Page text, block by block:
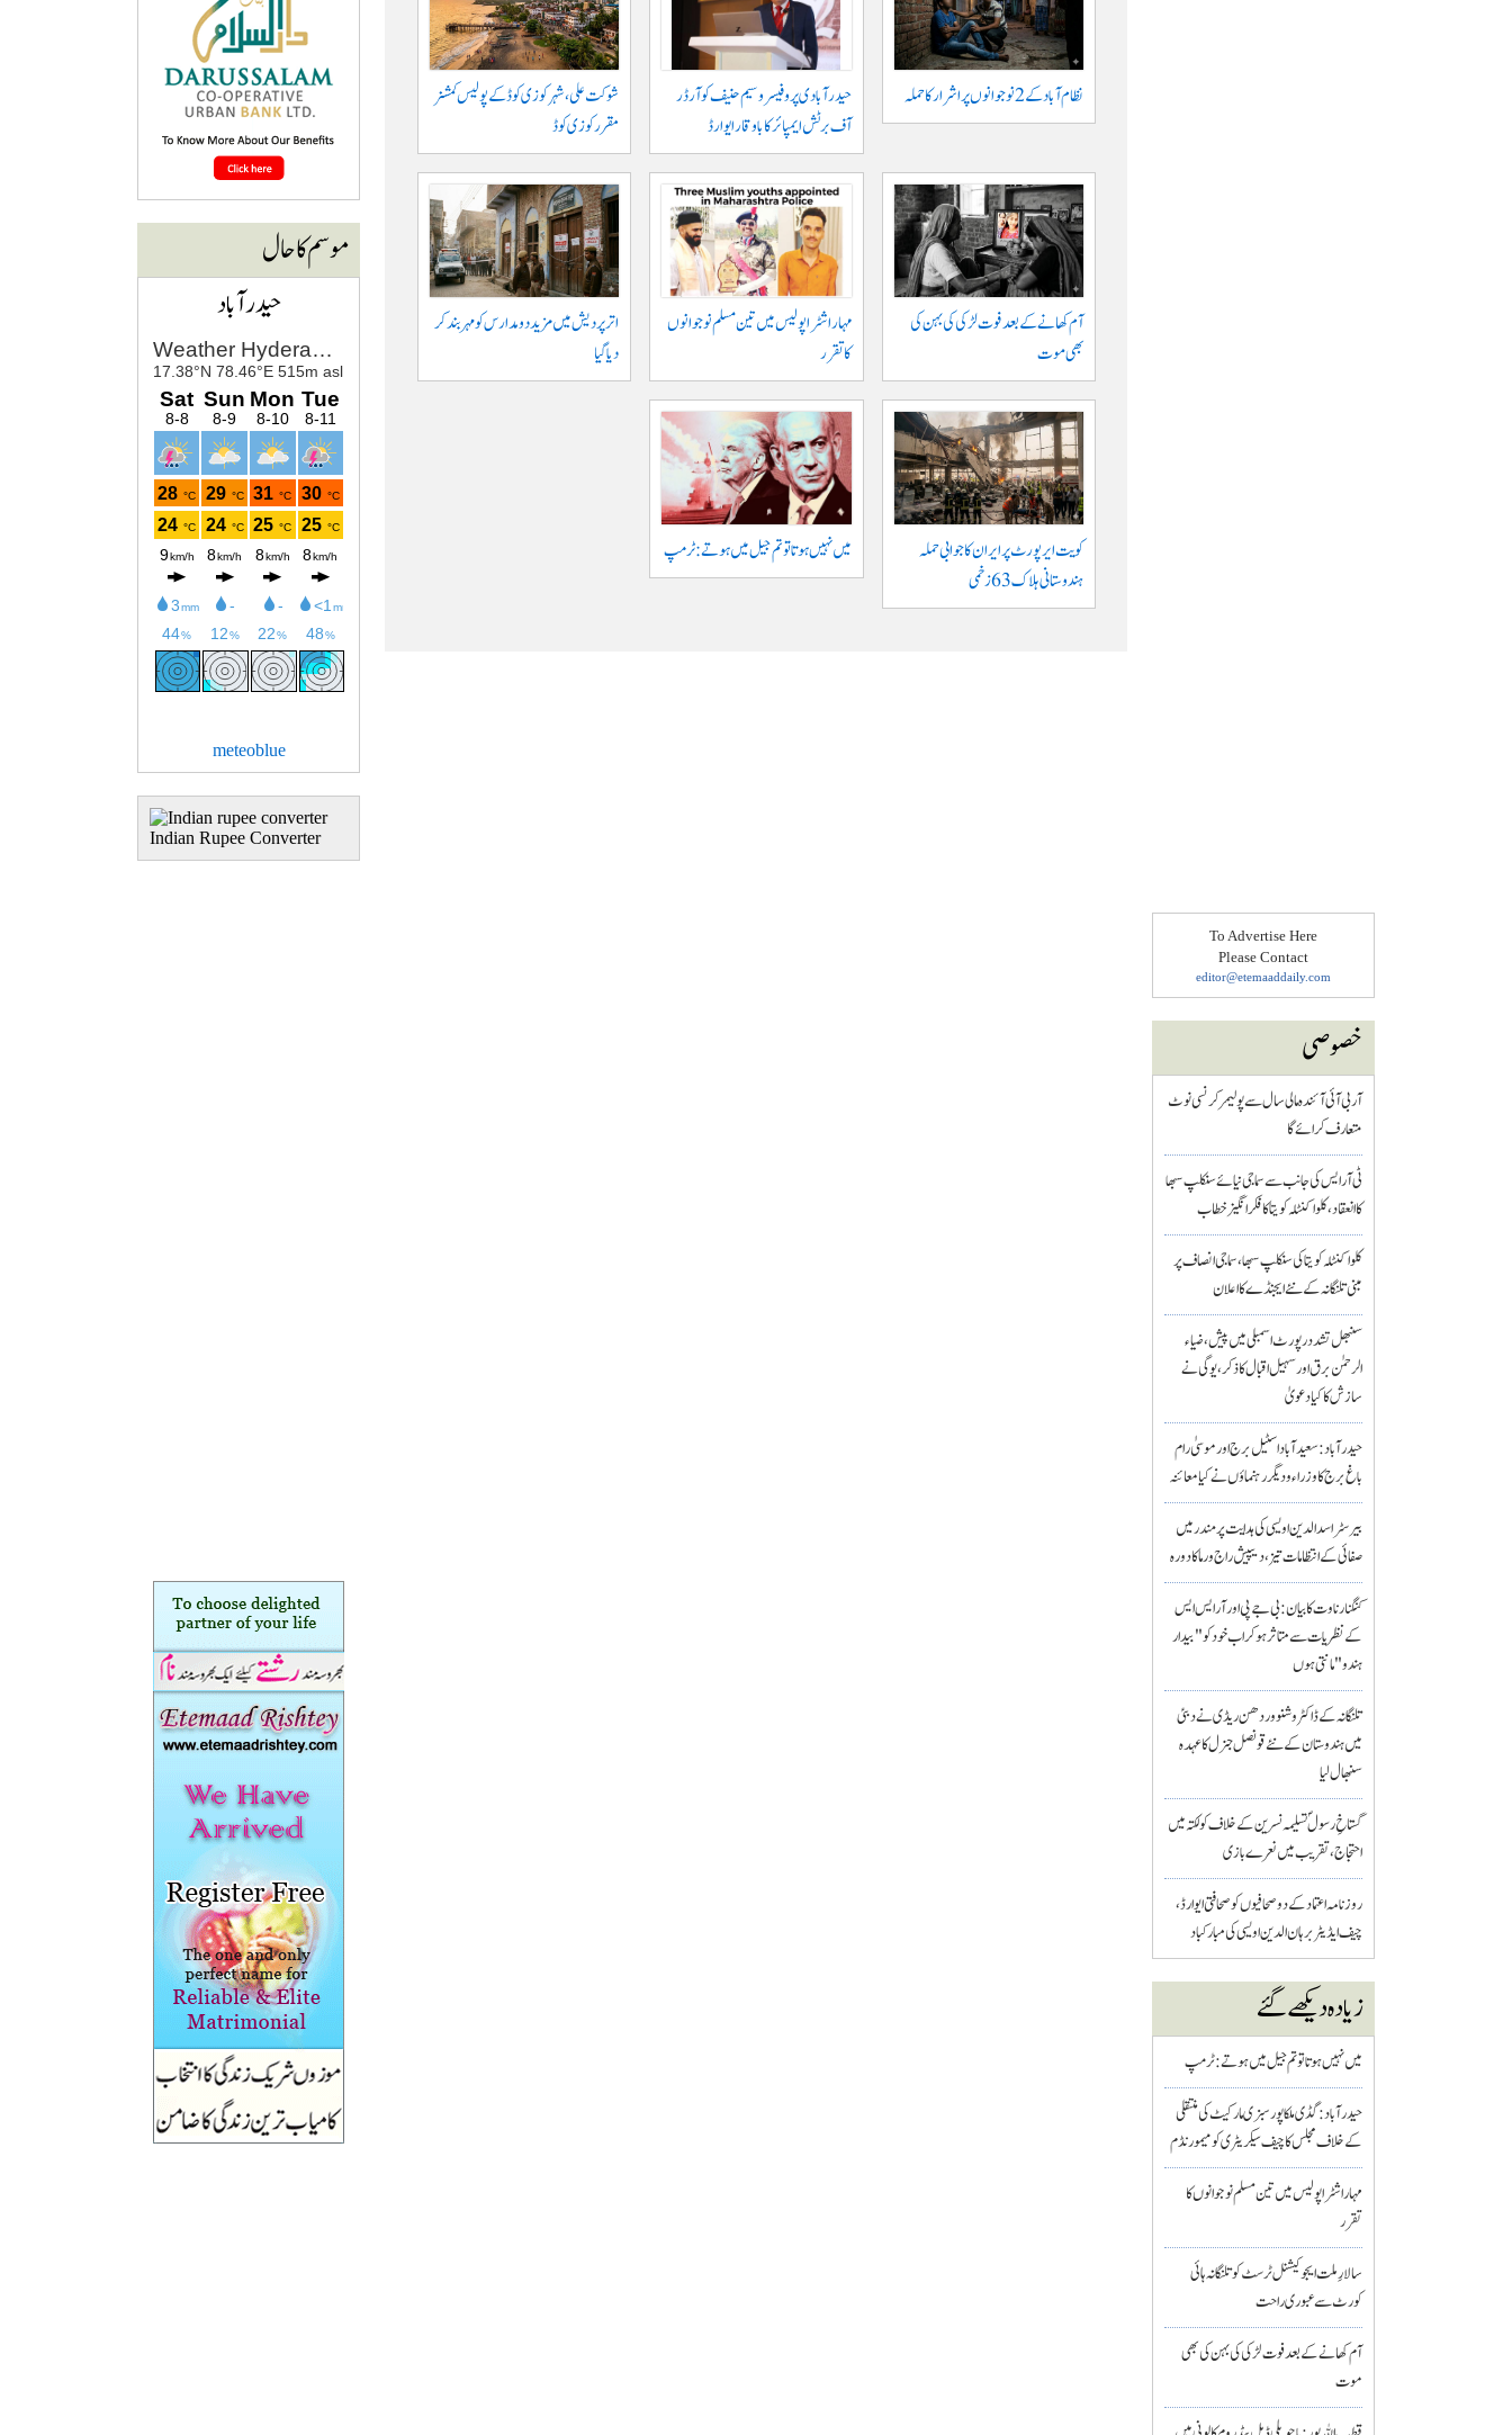
To Advertise Here
Please Contact
editor@etemaaddaily.com
خصوصی
آر بی آئی آئندہ مالی سال سے پولیمر کرنسی نوٹ
متعارف کرائے گا
ٹی آر ایس کی جانب سے سماجی نیائے سنکلپ سبھا
کا انعقاد، کلواکنٹلہ کویتا کا فکر انگیز خطاب
کلواکنٹلہ کویتا کی سنکلپ سبھا، سماجی انصاف پر
مبنی تلنگانہ کے نئے ایجنڈے کا اعلان
سنبھل تشدد رپورٹ اسمبلی میں پیش، ضیاء
الرحمٰن برق اور سہیل اقبال کا ذکر، یوگی نے
سازش کا کیا دعویٰ
حیدرآباد: سعیدآباد اسٹیل برج اور موسیٰ رام
باغ برج کا وزراء و دیگر رہنماؤں نے کیا معائنہ
بیرسٹر اسدالدین اویسی کی ہدایت پر مندر میں
صفائی کے انتظامات تیز، دیپیش راج ورما کا دورہ
کنگنا رناوت کا بیان: بی جے پی اور آر ایس ایس
کے نظریات سے متاثر ہو کر اب خود کو "بیدار
ہندو" مانتی ہوں
تلنگانہ کے ڈاکٹر وشنو وردھن ریڈی نے دبئی
میں ہندوستان کے نئے قونصل جنرل کا عہدہ
سنبھال لیا
گستاخِ رسولؐ تسلیمہ نسرین کے خلاف کولکتہ میں
احتجاج، تقریب میں نعرے بازی
روزنامہ اعتماد کے دو صحافیوں کو صحافتی ایوارڈ،
چیف ایڈیٹر برہان الدین اویسی کی مبارکباد
زیادہ دیکھے گئے
میں نہیں ہوتا تو تم جیل میں ہوتے : ٹرمپ
حیدرآباد: گڈی ملکاپور سبزی مارکیٹ کی منتقلی
کے خلاف مجلس کا چیف سیکریٹری کو میمورنڈم
مہاراشٹرا پولیس میں تین مسلم نو جوانوں کا
تقرر
سالارِ ملت ایجوکیشنل ٹرسٹ کو تلنگانہ ہائی
کورٹ سے عبوری راحت
آم کھانے کے بعد فوت لڑکی کی بہن کی بھی
موت
نظام آباد کے 2 نوجوانوں پر اشرار کا حملہ
حیدر آبادی پر و فیسر وسیم حنیف کو آرڈر
آف برٹش ایمپائر کا باوقار ایوارڈ
شوکت علی ، شہر کوزی کوڈ کے پولیس کمشنر
مقرر کوزی کوڈ
آم کھانے کے بعد فوت لڑکی کی بہن کی
بھی موت
مہاراشٹرا پولیس میں تین مسلم نو جوانوں
کا تقرر
اتر پردیش میں مزید دو مدارس کو مہر بند کر
دیا گیا
کویت ایر پورٹ پر ایران کا جوابی حملہ
ہندوستانی ہلاک 63 زخمی
میں نہیں ہوتا تو تم جیل میں ہوتے : ٹرمپ
موسم کا حال
حیدرآباد
meteoblue
Indian Rupee Converter